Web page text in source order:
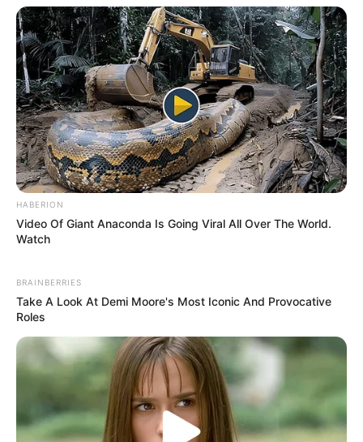
Bezeichnung des Ausflugs- oder Freizeitziels *:
URL bzw. Link (wenn vorhanden):
Kurztext zum Ausflugs- oder Freizeitziel *:
Unpassende und gesetzeswidrige Einträge werden
unverzüglich gelöscht.
HABERION
Video Of Giant Anaconda Is Going Viral All Over The World.
Watch
BRAINBERRIES
Take A Look At Demi Moore's Most Iconic And Provocative
Roles